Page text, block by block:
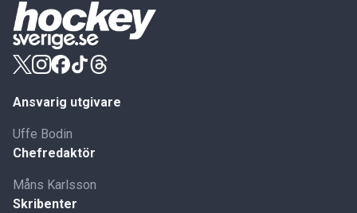
Ansvarig utgivare
Uffe Bodin
Chefredaktör
Måns Karlsson
Skribenter